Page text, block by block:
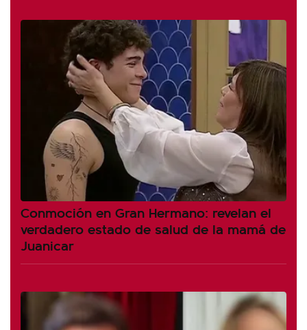
Conmoción en Gran Hermano: revelan el
verdadero estado de salud de la mamá de
Juanicar